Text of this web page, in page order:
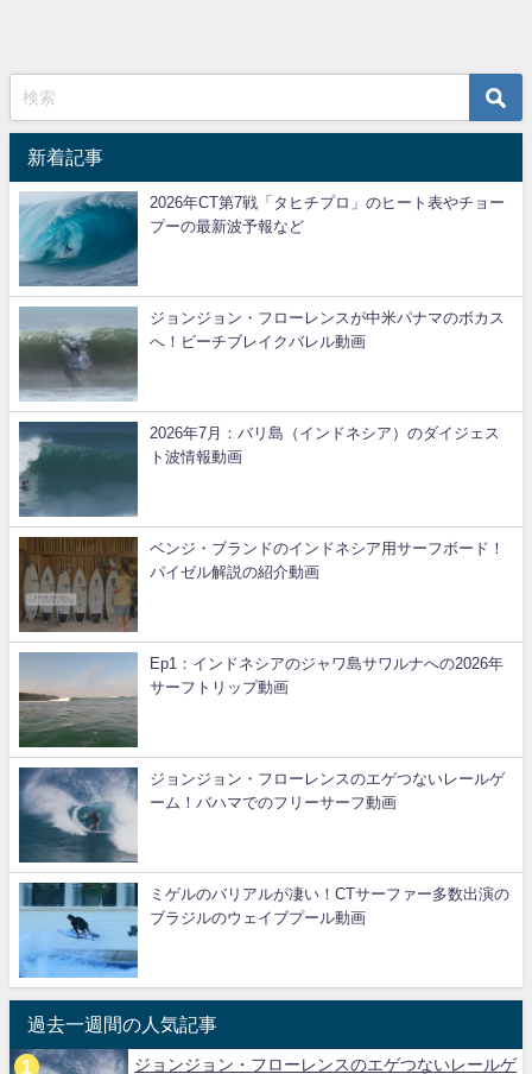
新着記事
2026年CT第7戦「タヒチプロ」のヒート表やチョー
プーの最新波予報など
ジョンジョン・フローレンスが中米パナマのボカス
へ！ビーチブレイクバレル動画
2026年7月：バリ島（インドネシア）のダイジェス
ト波情報動画
ベンジ・ブランドのインドネシア用サーフボード！
パイゼル解説の紹介動画
Ep1：インドネシアのジャワ島サワルナへの2026年
サーフトリップ動画
ジョンジョン・フローレンスのエゲつないレールゲ
ーム！バハマでのフリーサーフ動画
ミゲルのバリアルが凄い！CTサーファー多数出演の
ブラジルのウェイブプール動画
過去一週間の人気記事
ジョンジョン・フローレンスのエゲつないレールゲ